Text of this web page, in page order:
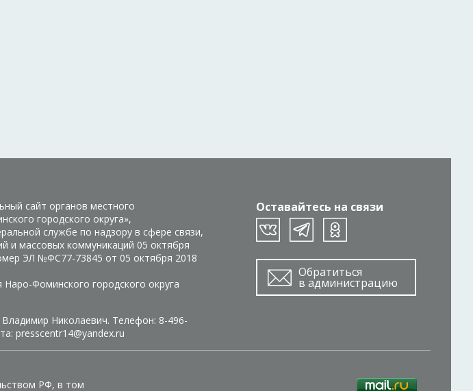
Оставайтесь на связи
Обратиться
в администрацию
сайт органов местного
городского округа»,
службе по надзору в сфере связи,
и массовых коммуникаций 05 октября
ЭЛ №ФС77-73845 от 05 октября 2018
Фоминского городского округа
Николаевич. Телефон: 8-496-
presscentr14@yandex.ru
РФ, в том